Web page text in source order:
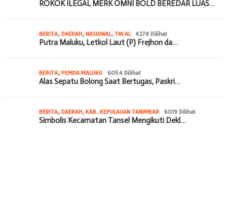
ROKOK ILEGAL MERK OMNI BOLD BEREDAR LUAS…
BERITA, DAERAH, NASIONAL, TNI AL 6278 Dilihat
Putra Maluku, Letkol Laut (P) Frejhon da…
BERITA, PEMDA MALUKU 6054 Dilihat
Alas Sepatu Bolong Saat Bertugas, Paskri…
BERITA, DAERAH, KAB. KEPULAUAN TANIMBAR 6019 Dilihat
Simbolis Kecamatan Tansel Mengikuti Dekl…